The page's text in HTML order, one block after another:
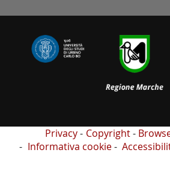
Privacy Copyright
Informativa cookie